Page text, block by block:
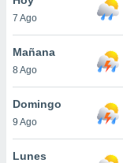
y
en
más
7 Ago
Mañana
8 Ago
Domingo
9 Ago
Lunes